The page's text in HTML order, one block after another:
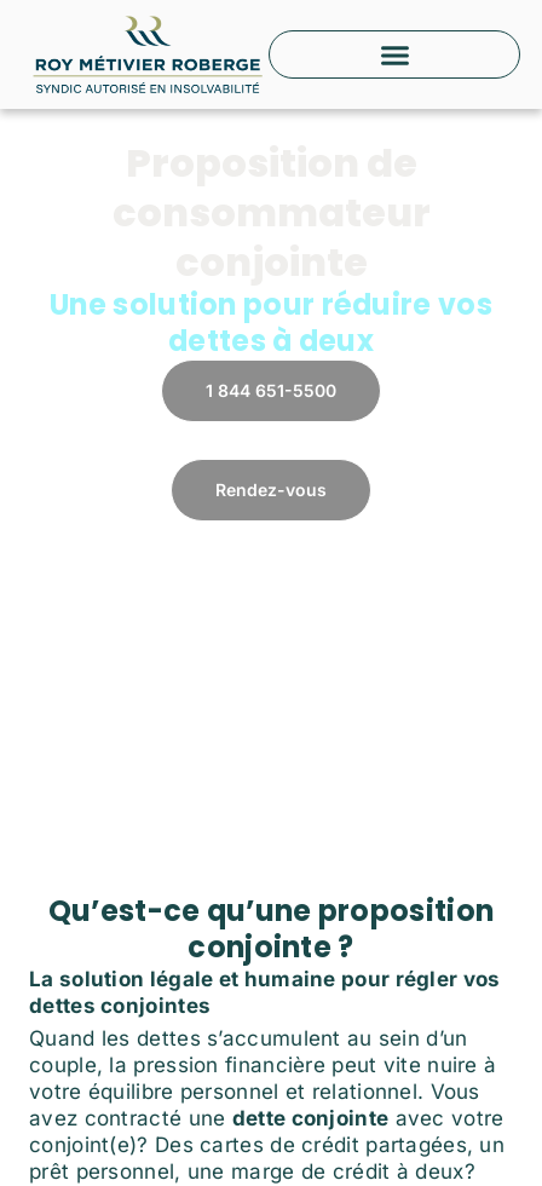
contenu
Une solution pour réduire vos
dettes à deux
1 844 651-5500
Rendez-vous
Qu’est-ce qu’une proposition
conjointe ?
La solution légale et humaine pour régler vos
dettes conjointes
Quand les dettes s’accumulent au sein d’un
couple, la pression financière peut vite nuire à
votre équilibre personnel et relationnel. Vous
avez contracté une dette conjointe avec votre
conjoint(e)? Des cartes de crédit partagées, un
prêt personnel, une marge de crédit à deux?